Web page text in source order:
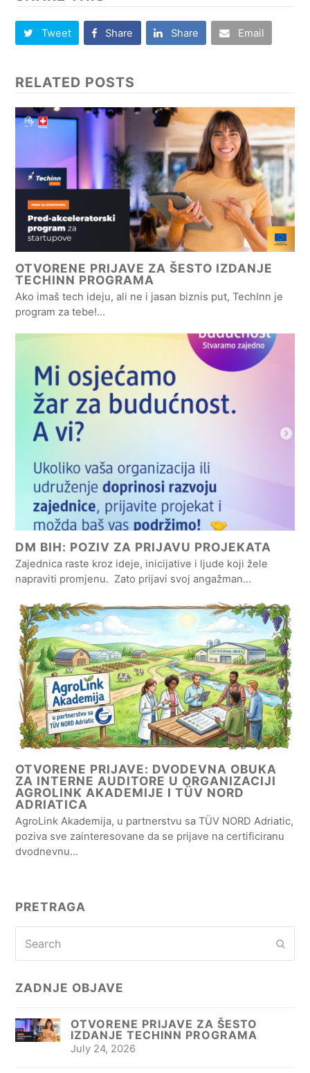
Tweet Share Share Email
RELATED POSTS
OTVORENE PRIJAVE ZA ŠESTO IZDANJE
TECHINN PROGRAMA
Ako imaš tech ideju, ali ne i jasan biznis put, TechInn je
program za tebe!…
DM BIH: POZIV ZA PRIJAVU PROJEKATA
Zajednica raste kroz ideje, inicijative i ljude koji žele
napraviti promjenu. Zato prijavi svoj angažman…
OTVORENE PRIJAVE: DVODEVNA OBUKA
ZA INTERNE AUDITORE U ORGANIZACIJI
AGROLINK AKADEMIJE I TÜV NORD
ADRIATICA
AgroLink Akademija, u partnerstvu sa TÜV NORD Adriatic,
poziva sve zainteresovane da se prijave na certificiranu
dvodnevnu…
PRETRAGA
ZADNJE OBJAVE
OTVORENE PRIJAVE ZA ŠESTO
IZDANJE TECHINN PROGRAMA
July 24, 2026